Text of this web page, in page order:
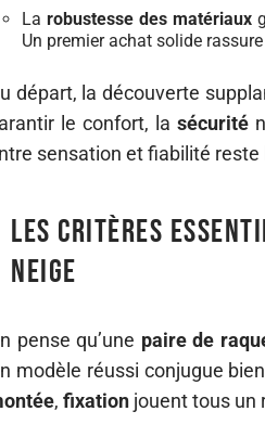
Larobustesse des matériaux
Un premier achat solide
départ, la découverte
le confort, la sécurité
sensation et fiabilité reste
Les critères
neige
pense qu’une paire de
modèle réussi conjugue
, fixation jouent tous un